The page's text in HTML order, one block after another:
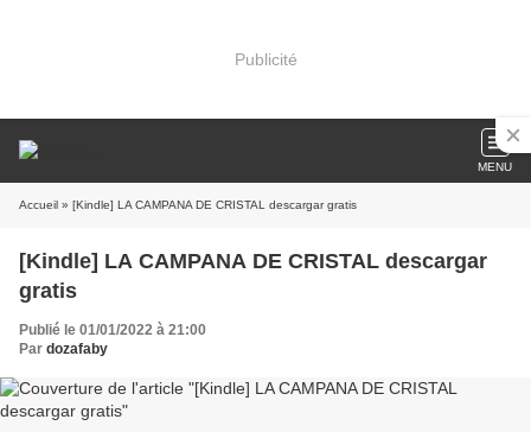
Publicité
MENU
Accueil » [Kindle] LA CAMPANA DE CRISTAL descargar gratis
[Kindle] LA CAMPANA DE CRISTAL descargar
gratis
Publié le 01/01/2022 à 21:00
Par dozafaby